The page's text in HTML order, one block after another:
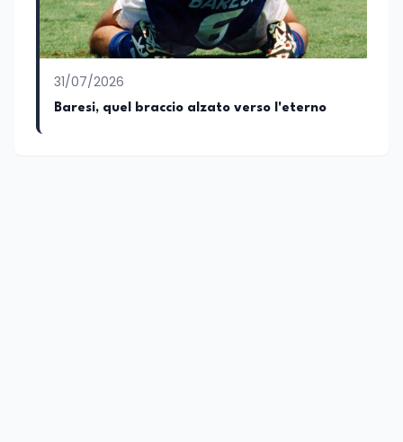
31/07/2026
Baresi, quel braccio alzato verso l'eterno